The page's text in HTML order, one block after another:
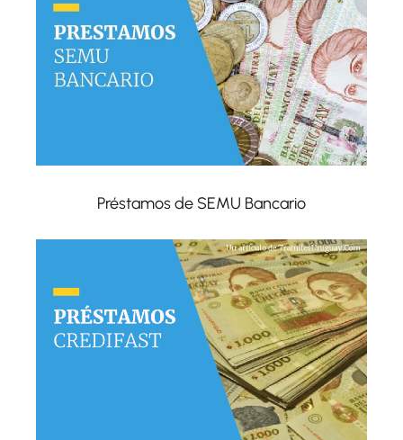
Préstamos de SEMU Bancario